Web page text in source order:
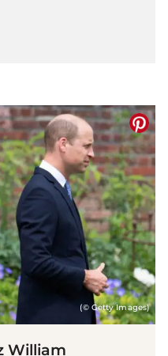
(© Getty Images)
William